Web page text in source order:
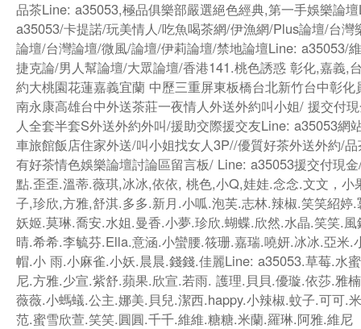
品茶Line: a35053,極品俱樂部嚴選絕色經典,第一手娛樂論
a35053/卡提諾/玩美情人/吃魚喝茶網/伊漁網/Plus論壇/台灣
論壇/台灣論壇/微風/論壇/伊莉論壇/禁地論壇Line: a35053/
捷克論/男人幫論壇/大眾論壇/香港141.桃色誘惑 彰化,嘉義,
約大桃園花蓮嘉義宜蘭 中歷三重屏東板橋台北新竹台中彰化
南永康高雄台中外送茶莊一夜情人外送外約叫小姐/ 援交付
人全套半套S外送外約外叫/援助交際援交友Line: a35053網
車旅館飯店住家外送/叫小姐找女人3P//優質好茶外送外約/
有好茶情色娛樂論壇討論區留言板/ Line: a35053援交付現
點.歪歪.溫蒂.薇琪,冰冰,依依, 桃色,小Q,娃娃.念念.文文，小
子,珍欣,方雅,舒淇.多多.新月.小呱.泡芙.志林.辣椒.笑笑紹婷
妖姬.莫琳.喬安.水姐.曼香.小夢.珍欣.蝴蝶.欣然.水晶.笑笑.
晴.希希.李毓芬.Ella.意涵.小蠻腰.筱珊.嘉瑞.嘵妍.冰冰.亞米.
帽.小 雨.小麻雀.小妖.晨晨.錢錢.佳麗Line: a35053.草莓.水
尼.方雅.少宣.紫舒.蘋果.欣宣.若雨. 護理.貝貝.優璇.依莎.雅
薇薇.小螞蟻.公主.娜美.貝兒.潔西.happy.小辣椒.蚊子.可可.
范.蜜雪欣萱.笑笑.圓圓.千千.維維.糖糖.米蘭.羅琳.阿雅.維尼